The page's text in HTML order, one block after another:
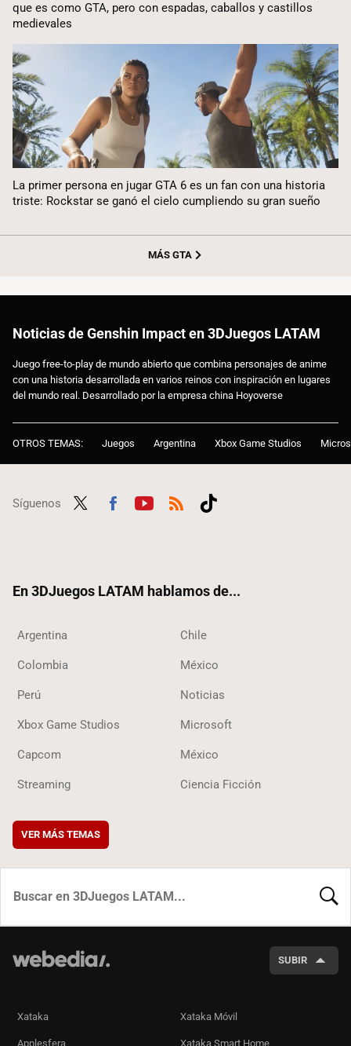
que es como GTA, pero con espadas, caballos y castillos
medievales
La primer persona en jugar GTA 6 es un fan con una historia
triste: Rockstar se ganó el cielo cumpliendo su gran sueño
MÁS GTA
Noticias de Genshin Impact en 3DJuegos LATAM
Juego free-to-play de mundo abierto que combina personajes de anime
con una historia desarrollada en varios reinos con inspiración en lugares
del mundo real. Desarrollado por la empresa china Hoyoverse
OTROS TEMAS: Juegos Argentina Xbox Game Studios
Síguenos
En 3DJuegos LATAM hablamos de...
Argentina Chile
Colombia México
Perú Noticias
Xbox Game Studios Microsoft
Capcom México
Streaming Ciencia Ficción
VER MÁS TEMAS
SUBIR
Xataka Xataka Móvil
Applesfera Xataka Smart Home